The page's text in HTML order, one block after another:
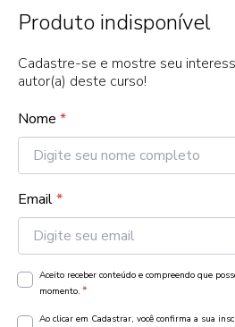
Produto indisponível
Cadastre-se e mostre seu
autor(a) deste curso!
Nome *
Email*
Aceito receber conteúdo e compreendo que
momento. *
Ao clicar em Cadastrar, você confirma a sua